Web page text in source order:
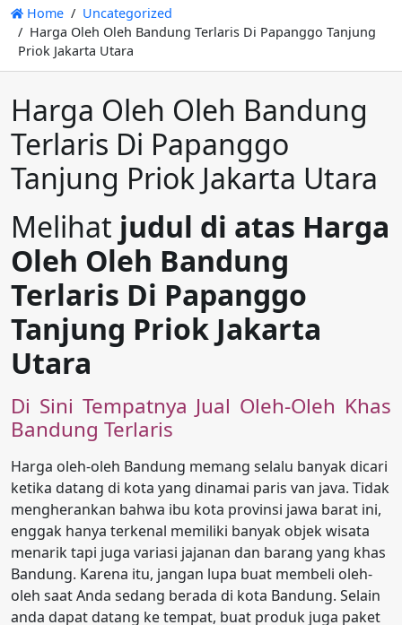
Home
Uncategorized
Harga Oleh Oleh Bandung Terlaris Di Papanggo Tanjung
Priok Jakarta Utara
Harga Oleh Oleh Bandung
Terlaris Di Papanggo
Tanjung Priok Jakarta Utara
Melihat judul di atas Harga
Oleh Oleh Bandung
Terlaris Di Papanggo
Tanjung Priok Jakarta
Utara
Di Sini Tempatnya Jual Oleh-Oleh Khas
Bandung Terlaris
Harga oleh-oleh Bandung memang selalu banyak dicari
ketika datang di kota yang dinamai paris van java. Tidak
mengherankan bahwa ibu kota provinsi jawa barat ini,
enggak hanya terkenal memiliki banyak objek wisata
menarik tapi juga variasi jajanan dan barang yang khas
Bandung. Karena itu, jangan lupa buat membeli oleh-
oleh saat Anda sedang berada di kota Bandung. Selain
anda dapat datang ke tempat, buat produk juga paket